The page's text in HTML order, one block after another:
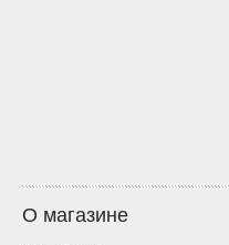
О магазине